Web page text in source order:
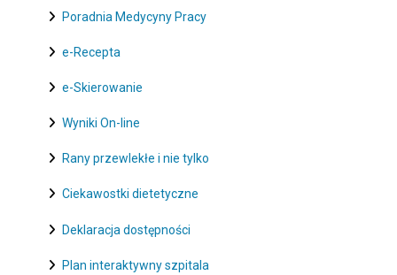
Poradnia Medycyny Pracy
e-Recepta
e-Skierowanie
Wyniki On-line
Rany przewlekłe i nie tylko
Ciekawostki dietetyczne
Deklaracja dostępności
Plan interaktywny szpitala